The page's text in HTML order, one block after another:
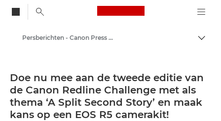
Canon Logo, back
Press Centre
Persberichten - Canon Press Centre
Doe nu mee aan de tweede editie van
de Canon Redline Challenge met als
thema ‘A Split Second Story’ en maak
kans op een EOS R5 camerakit!